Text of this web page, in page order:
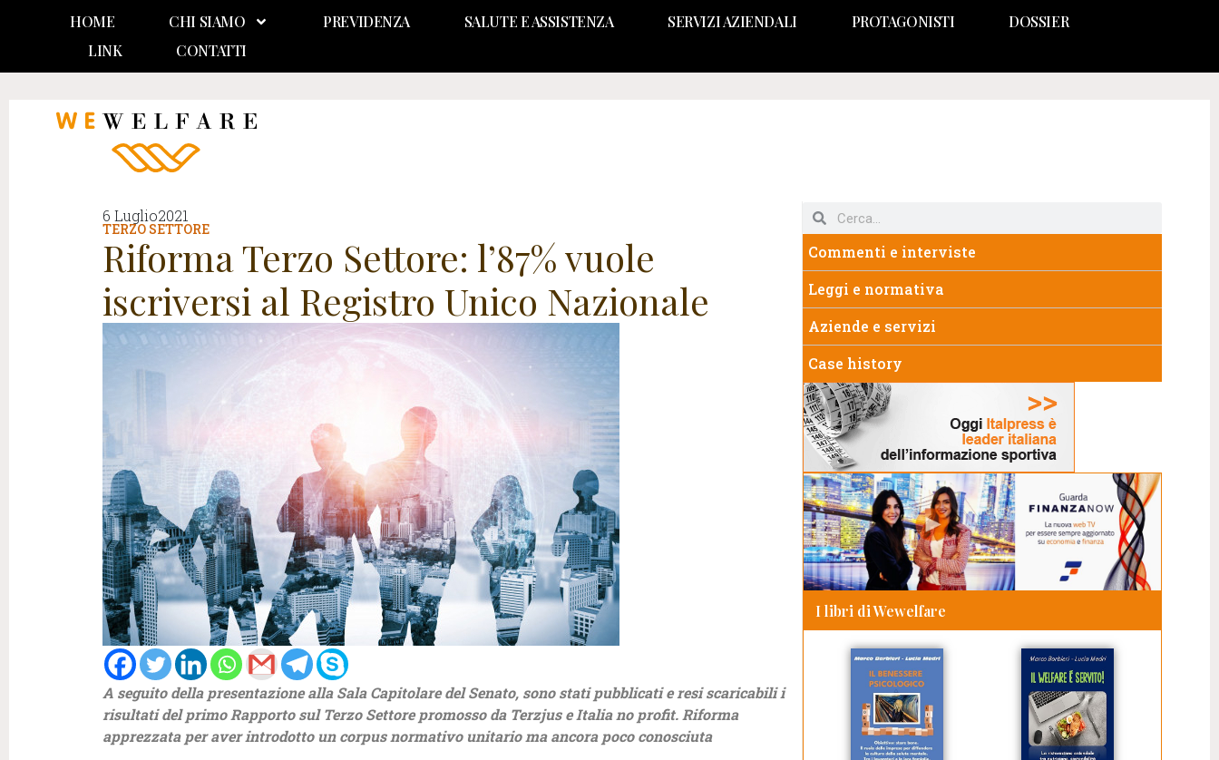
HOME CHI SIAMO PREVIDENZA SALUTE E ASSISTENZA SERVIZI AZIENDALI PROTAGONISTI
DOSSIER
LINK
CONTATTI
6 Luglio2021
TERZO SETTORE
Riforma Terzo Settore: l’87% vuole
iscriversi al Registro Unico Nazionale
A seguito della presentazione alla Sala Capitolare del Senato, sono stati pubblicati e resi scaricabili i
risultati del primo Rapporto sul Terzo Settore promosso da Terzjus e Italia no profit. Riforma
apprezzata per aver introdotto un corpus normativo unitario ma ancora poco conosciuta
Commenti e interviste
Leggi e normativa
Aziende e servizi
Case history
I libri di Wewelfare